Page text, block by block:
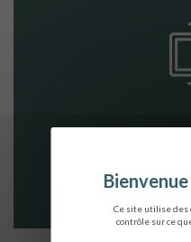
Ce site utilise des
contrôle sur ce